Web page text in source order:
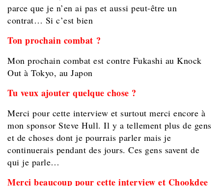
parce que je n’en ai pas et aussi peut-être un
contrat… Si c’est bien
Ton prochain combat ?
Mon prochain combat est contre Fukashi au Knock
Out à Tokyo, au Japon
Tu veux ajouter quelque chose ?
Merci pour cette interview et surtout merci encore à
mon sponsor Steve Hull. Il y a tellement plus de gens
et de choses dont je pourrais parler mais je
continuerais pendant des jours. Ces gens savent de
qui je parle…
Merci beaucoup pour cette interview et Chookdee